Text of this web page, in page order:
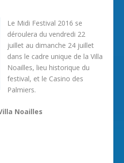
Le Midi Festival 2016 se
déroulera du vendredi 22
juillet au dimanche 24 juillet
dans le cadre unique de la Villa
Noailles, lieu historique du
festival, et le Casino des
Palmiers.
Noailles